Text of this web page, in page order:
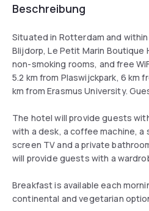
Beschreibung
Situated in Rotterdam and
Blijdorp, Le Petit Marin Boutique
non-smoking rooms, and free
5.2 km from Plaswijckpark, 6 km
km from Erasmus University.
The hotel will provide guests
with a desk, a coffee machine,
screen TV and a private
will provide guests with a
Breakfast is available each
continental and vegetarian